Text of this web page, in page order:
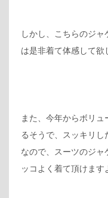
しかし、こちらのジ
は是非着て体感して欲
また、今年からボリ
るそうで、スッキリ
なので、スーツのジャ
ッコよく着て頂けます